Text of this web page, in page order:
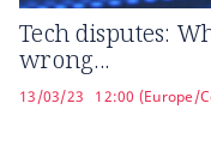
Tech disputes:
wrong...
13/03/23 12:00 (Europe/